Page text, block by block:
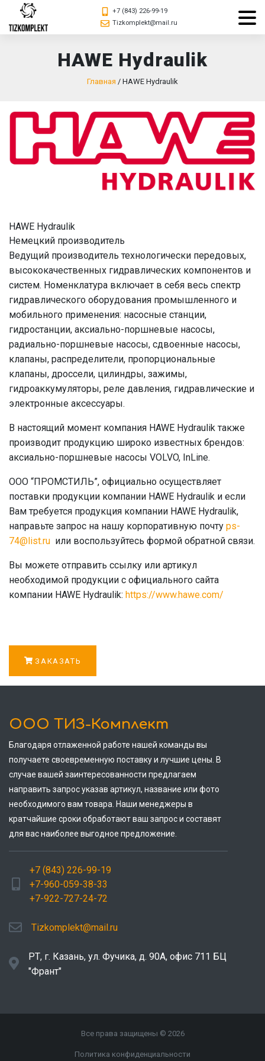
+7 (843) 226-99-19
Tizkomplekt@mail.ru
HAWE Hydraulik
Главная / HAWE Hydraulik
HAWE Hydraulik
Немецкий производитель
Ведущий производитель технологически передовых,
высококачественных гидравлических компонентов и
систем. Номенклатура включает в себя весь спектр
гидравлического оборудования промышленного и
мобильного применения: насосные станции,
гидростанции, аксиально-поршневые насосы,
радиально-поршневые насосы, сдвоенные насосы,
клапаны, распределители, пропорциональные
клапаны, дроссели, цилиндры, зажимы,
гидроаккумуляторы, реле давления, гидравлические и
электронные аксессуары.
В настоящий момент компания HAWE Hydraulik также
производит продукцию широко известных брендов:
аксиально-поршневые насосы VOLVO, InLine.
ООО “ПРОМСТИЛЬ”, официально осуществляет
поставки продукции компании HAWE Hydraulik и если
Вам требуется продукция компании HAWE Hydraulik,
направьте запрос на нашу корпоративную почту ps-
74@list.ru или воспользуйтесь формой обратной связи.
Вы можете отправить ссылку или артикул
необходимой продукции с официального сайта
компании HAWE Hydraulik: https://www.hawe.com/
ЗАКАЗАТЬ
ООО ТИЗ-Комплект
Благодаря отлаженной работе нашей команды вы
получаете своевременную поставку и лучшие цены. В
случае вашей заинтересованности предлагаем
направить запрос указав артикул, название или фото
необходимого вам товара. Наши менеджеры в
кратчайшие сроки обработают ваш запрос и составят
для вас наиболее выгодное предложение.
+7 (843) 226-99-19
+7-960-059-38-33
+7-922-727-24-72
Tizkomplekt@mail.ru
РТ, г. Казань, ул. Фучика, д. 90А, офис 711 БЦ
"Франт"
Все права защищены © 2026
Политика конфиденциальности